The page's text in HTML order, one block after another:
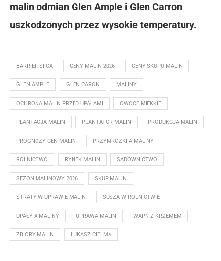
malin odmian Glen Ample i Glen Carron
uszkodzonych przez wysokie temperatury.
BARRIER SI-CA CENY MALIN 2026 CENY SKUPU MALIN
GLEN AMPLE GLEN CARON MALINY
OCHRONA MALIN PRZED UPAŁAMI OWOCE MIĘKKIE
PLANTACJA MALIN PLANTATOR MALIN PRODUKCJA MALIN
PROGNOZY CEN MALIN PRZYMROZKI A MALINY
ROLNICTWO RYNEK MALIN SADOWNICTWO
SEZON MALINOWY 2026 SKUP MALIN
STRATY W UPRAWIE MALIN SUSZA W ROLNICTWIE
UPAŁY A MALINY UPRAWA MALIN WAPŃ Z KRZEMEM
ZBIORY MALIN ŁUKASZ CIELMA